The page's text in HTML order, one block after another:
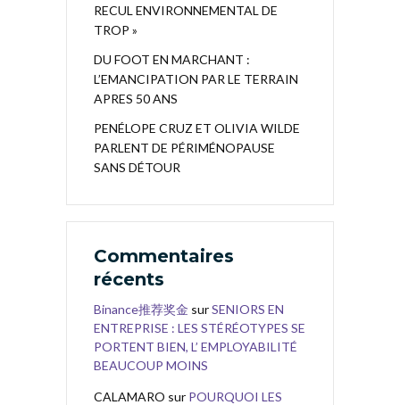
RECUL ENVIRONNEMENTAL DE
TROP »
DU FOOT EN MARCHANT :
L’EMANCIPATION PAR LE TERRAIN
APRES 50 ANS
PENÉLOPE CRUZ ET OLIVIA WILDE
PARLENT DE PÉRIMÉNOPAUSE
SANS DÉTOUR
Commentaires
récents
Binance推荐奖金 surSENIORS EN
ENTREPRISE : LES STÉRÉOTYPES SE
PORTENT BIEN, L’ EMPLOYABILITÉ
BEAUCOUP MOINS
CALAMARO sur POURQUOI LES